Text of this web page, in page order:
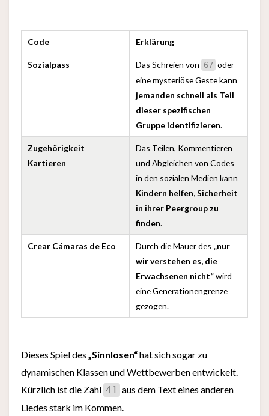
Code Erklärung
Sozialpass Das Schreien von 67 oder
eine mysteriöse Geste kann
jemanden schnell als Teil
dieser spezifischen
Gruppe identifizieren.
Zugehörigkeit
Kartieren
Das Teilen, Kommentieren
und Abgleichen von Codes
in den sozialen Medien kann
Kindern helfen, Sicherheit
in ihrer Peergroup zu
finden.
Crear Cámaras de Eco Durch die Mauer des „nur
wir verstehen es, die
Erwachsenen nicht“wird
eine Generationengrenze
gezogen.
Dieses Spiel des „Sinnlosen“hat sich sogar zu
dynamischen Klassen und Wettbewerben entwickelt.
Kürzlich ist die Zahl 41 aus dem Text eines anderen
Liedes stark im Kommen.